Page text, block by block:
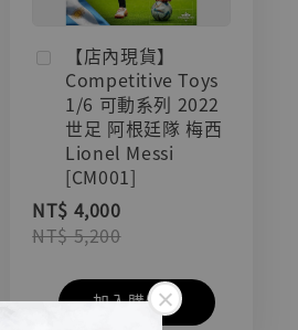
【店內現貨】
Competitive Toys
1/6 可動系列 2022
世足 阿根廷隊 梅西
Lionel Messi
[CM001]
NT$ 4,000
NT$ 5,200
加入購物車